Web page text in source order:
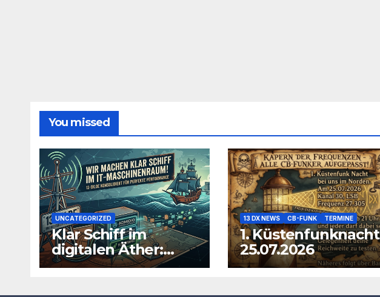
You missed
UNCATEGORIZED
Klar Schiff im
digitalen Äther:
Warum wir unsere
13 DX NEWS CB-FUNK TERMINE
1. Küstenfunknacht
25.07.2026